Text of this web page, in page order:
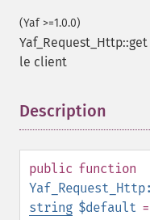
(Yaf >=1.0.0)
Yaf_Request_Http::get
le client
Description
public function
string $default